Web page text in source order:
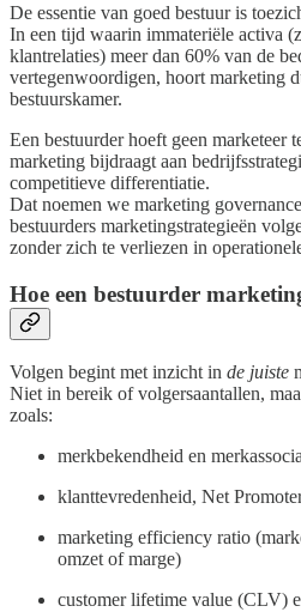
De essentie van goed bestuur is
In een tijd waarin immateriële activa
klantrelaties) meer dan 60% van de
vertegenwoordigen, hoort marketing
bestuurskamer.
Een bestuurder hoeft geen marketeer
marketing bijdraagt aan
competitieve differentiatie.
Dat noemen we marketing
bestuurders marketingstrategieën
zonder zich te verliezen in
Hoe een bestuurder
Volgen begint met inzicht in de juiste
Niet in bereik of volgersaantallen,
zoals:
merkbekendheid en
klanttevredenheid, Net
marketing efficiency ratio
omzet of marge)
customer lifetime value (CLV)